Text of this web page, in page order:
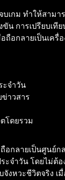
เกม ทำให้สาม
การเปรียบเทีย
ถือกลายเป็นเค
ะจำวัน
าวสาร
โดยรวม
กลายเป็นศูนย์ก
จำวัน โดยไม่ต้
งหวะชีวิตจริง เ